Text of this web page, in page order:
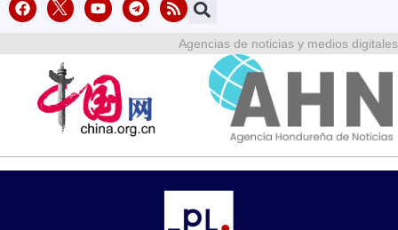
Agencias de noticias y medios digitales